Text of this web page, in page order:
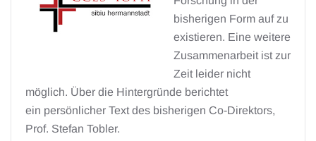
bisherigen Form auf zu
existieren. Eine weitere
Zusammenarbeit ist zur
Zeit leider nicht
möglich. Über die Hintergründe berichtet
ein persönlicher Text des bisherigen Co-Direktors,
Prof. Stefan Tobler.